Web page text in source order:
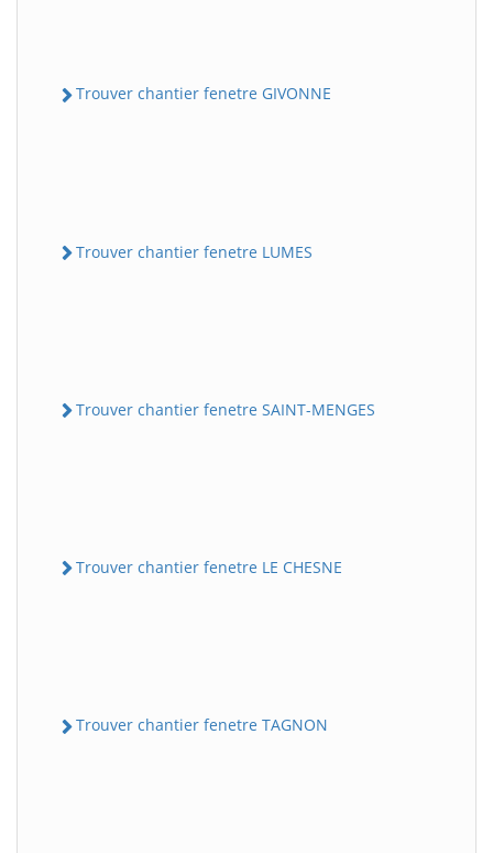
Trouver chantier fenetre GIVONNE
Trouver chantier fenetre LUMES
Trouver chantier fenetre SAINT-MENGES
Trouver chantier fenetre LE CHESNE
Trouver chantier fenetre TAGNON